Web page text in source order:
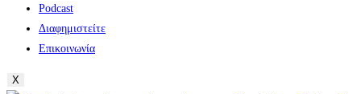
Podcast
Διαφημιστείτε
Επικοινωνία
X